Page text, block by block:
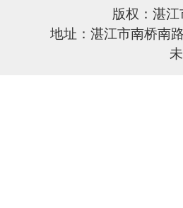
版权：湛
地址：湛江市南桥南